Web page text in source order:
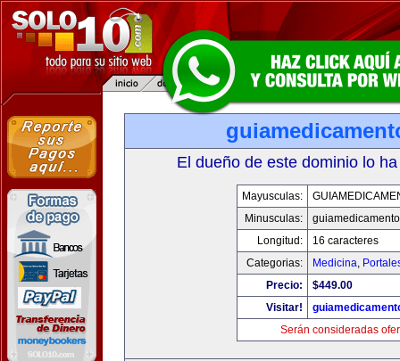
El dueño de este dominio lo
Mayusculas:
Minusculas:
Longitud:
16 caracteres
Categorias:
Medicina,
Precio:
$449.00
Visitar!
Serán consideradas